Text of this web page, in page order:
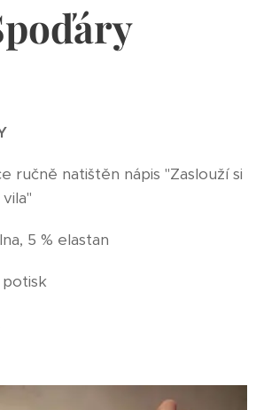
ručně natištěn nápis "Zaslouží si
5 % elastan
potisk